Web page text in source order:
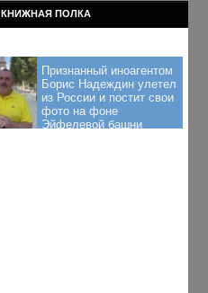
КНИЖНАЯ ПОЛКА
Признанный иноагентом
Борис Надеждин улетел
из России и постит свои
фото на фоне
Эйфелевой башни